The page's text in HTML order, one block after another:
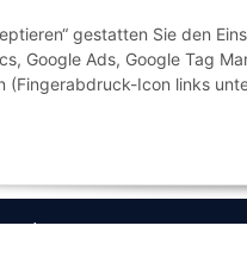
gestatten Sie den
Google Ads, Google Tag
(Fingerabdruck-Icon links